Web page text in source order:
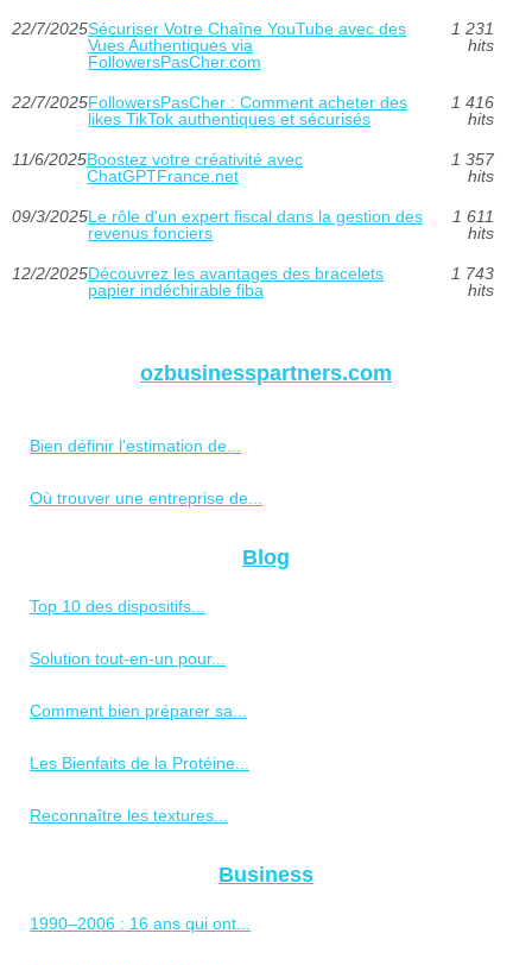
22/7/2025Sécuriser Votre Chaîne YouTube avec des
Vues Authentiques via
FollowersPasCher.com
1 231
hits
22/7/2025FollowersPasCher : Comment acheter des
likes TikTok authentiques et sécurisés
1 416
hits
11/6/2025Boostez votre créativité avec
ChatGPTFrance.net
1 357
hits
09/3/2025Le rôle d'un expert fiscal dans la gestion des
revenus fonciers
1 611
hits
12/2/2025Découvrez les avantages des bracelets
papier indéchirable fiba
1 743
hits
ozbusinesspartners.com
Bien définir l'estimation de...
Où trouver une entreprise de...
Blog
Top 10 des dispositifs...
Solution tout-en-un pour...
Comment bien préparer sa...
Les Bienfaits de la Protéine...
Reconnaître les textures...
Business
1990–2006 : 16 ans qui ont...